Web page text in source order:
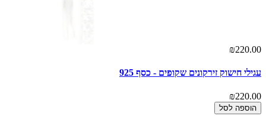
₪220.00
עגילי חישוק זירקונים שקופים - כסף 925
₪220.00
הוספה לסל